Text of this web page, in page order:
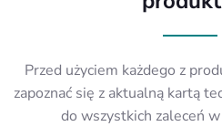
Przed użyciem każdego z
zapoznać się z aktualną kartą
do wszystkich zaleceń